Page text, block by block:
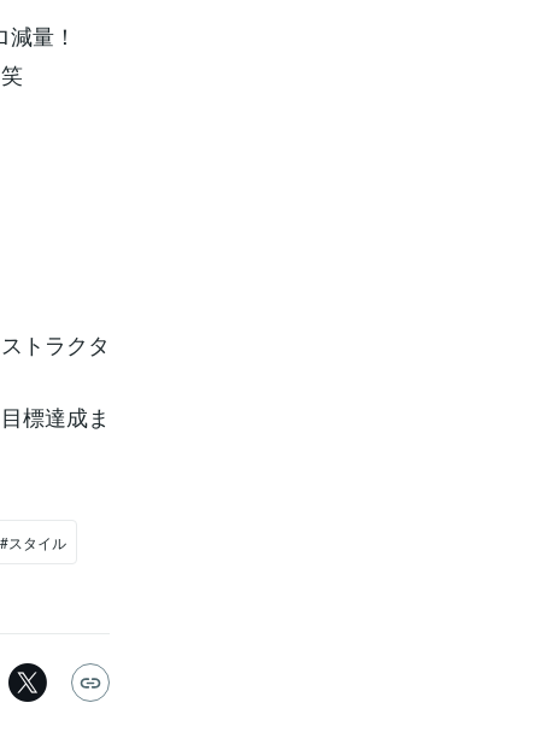
量！
トラクタ
標達成ま
#スタイル